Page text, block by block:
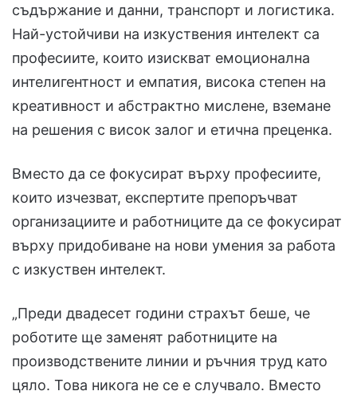
съдържание и данни, транспорт и логистика.
Най-устойчиви на изкуствения интелект са
професиите, които изискват емоционална
интелигентност и емпатия, висока степен на
креативност и абстрактно мислене, вземане
на решения с висок залог и етична преценка.
Вместо да се фокусират върху професиите,
които изчезват, експертите препоръчват
организациите и работниците да се фокусират
върху придобиване на нови умения за работа
с изкуствен интелект.
„Преди двадесет години страхът беше, че
роботите ще заменят работниците на
производствените линии и ръчния труд като
цяло. Това никога не се е случвало. Вместо